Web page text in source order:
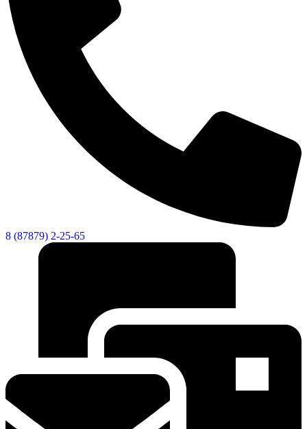
8 (87879) 2-25-65